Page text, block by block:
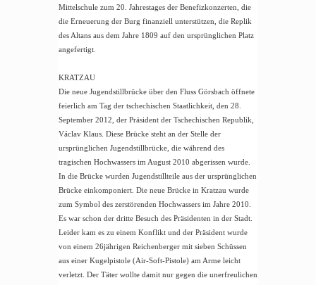
Mittelschule zum 20. Jahrestages der Benefizkonzerten, die
die Erneuerung der Burg finanziell unterstützen, die Replik
des Altans aus dem Jahre 1809 auf den ursprünglichen Platz
angefertigt.
KRATZAU
Die neue Jugendstillbrücke über den Fluss Görsbach öffnete
feierlich am Tag der tschechischen Staatlichkeit, den 28.
September 2012, der Präsident der Tschechischen Republik,
Václav Klaus. Diese Brücke steht an der Stelle der
ursprünglichen Jugendstillbrücke, die während des
tragischen Hochwassers im August 2010 abgerissen wurde.
In die Brücke wurden Jugendstillteile aus der ursprünglichen
Brücke einkomponiert. Die neue Brücke in Kratzau wurde
zum Symbol des zerstörenden Hochwassers im Jahre 2010.
Es war schon der dritte Besuch des Präsidenten in der Stadt.
Leider kam es zu einem Konflikt und der Präsident wurde
von einem 26jährigen Reichenberger mit sieben Schüssen
aus einer Kugelpistole (Air-Soft-Pistole) am Arme leicht
verletzt. Der Täter wollte damit nur gegen die unerfreulichen